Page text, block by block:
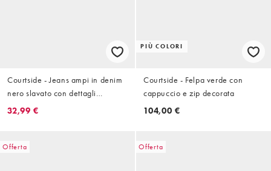
Courtside - Jeans ampi in denim
nero slavato con dettagli
invecchiati
32,99 €
PIÙ COLORI
Courtside - Felpa verde con
cappuccio e zip decorata
104,00 €
Offerta Offerta